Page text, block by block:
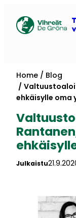
content
Home
Blog
ehkäisylle oma
Julkaistu